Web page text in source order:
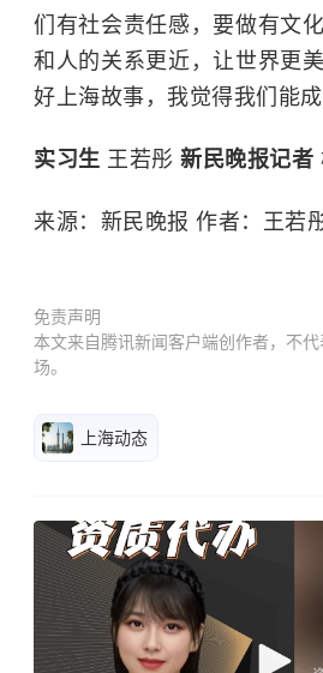
们有社会责任感，要做有文
和人的关系更近，让世界更
好上海故事，我觉得我们能成
实习生 王若彤 新民晚报记者
来源：新民晚报 作者：王若
免责声明
本文来自腾讯新闻客户端创作者，不
场。
上海动态